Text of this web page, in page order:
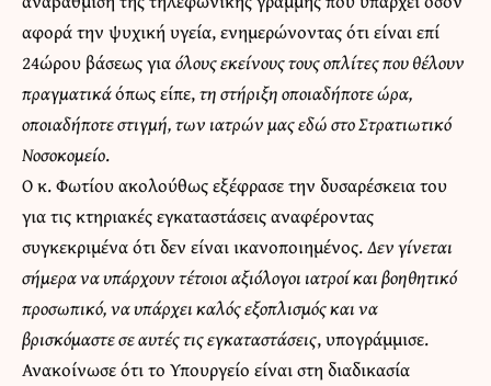
αφορά την ψυχική υγεία, ενημερώνοντας ότι είναι επί
24ώρου βάσεως γιαόλους εκείνους τους οπλίτες που θέλουν
πραγματικάόπως είπε,τη στήριξη οποιαδήποτε ώρα,
οποιαδήποτε στιγμή, των ιατρών μας εδώ στο Στρατιωτικό
Νοσοκομείο.
Ο κ. Φωτίου ακολούθως εξέφρασε την δυσαρέσκεια του
για τις κτηριακές εγκαταστάσεις αναφέροντας
συγκεκριμένα ότι δεν είναι ικανοποιημένος.Δεν γίνεται
σήμερα να υπάρχουν τέτοιοι αξιόλογοι ιατροί και βοηθητικό
προσωπικό, να υπάρχει καλός εξοπλισμός και να
βρισκόμαστε σε αυτές τις εγκαταστάσεις, υπογράμμισε.
Ανακοίνωσε ότι το Υπουργείο είναι στη διαδικασία